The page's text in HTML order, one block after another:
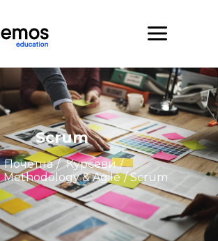
Scrum
Почетна / Курсеви /
& Agile / Scrum